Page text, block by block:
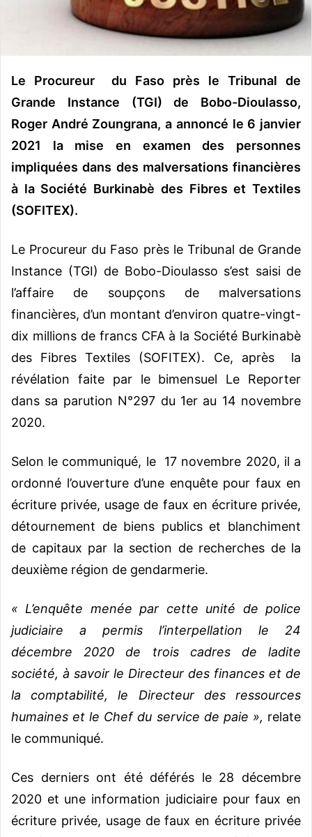
r
i
e
l
Le Procureur du Faso près le Tribunal de
Grande Instance (TGI) de Bobo-Dioulasso,
Roger André Zoungrana, a annoncé le 6 janvier
2021 la mise en examen des personnes
impliquées dans des malversations financières
à la Société Burkinabè des Fibres et Textiles
(SOFITEX).
Le Procureur du Faso près le Tribunal de Grande
Instance (TGI) de Bobo-Dioulasso s’est saisi de
l’affaire de soupçons de malversations
financières, d’un montant d’environ quatre-vingt-
dix millions de francs CFA à la Société Burkinabè
des Fibres Textiles (SOFITEX). Ce, après la
révélation faite par le bimensuel Le Reporter
dans sa parution N°297 du 1er au 14 novembre
2020.
Selon le communiqué, le 17 novembre 2020, il a
ordonné l’ouverture d’une enquête pour faux en
écriture privée, usage de faux en écriture privée,
détournement de biens publics et blanchiment
de capitaux par la section de recherches de la
deuxième région de gendarmerie.
« L’enquête menée par cette unité de police
judiciaire a permis l’interpellation le 24
décembre 2020 de trois cadres de ladite
société, à savoir le Directeur des finances et de
la comptabilité, le Directeur des ressources
humaines et le Chef du service de paie », relate
le communiqué.
Ces derniers ont été déférés le 28 décembre
2020 et une information judiciaire pour faux en
écriture privée, usage de faux en écriture privée